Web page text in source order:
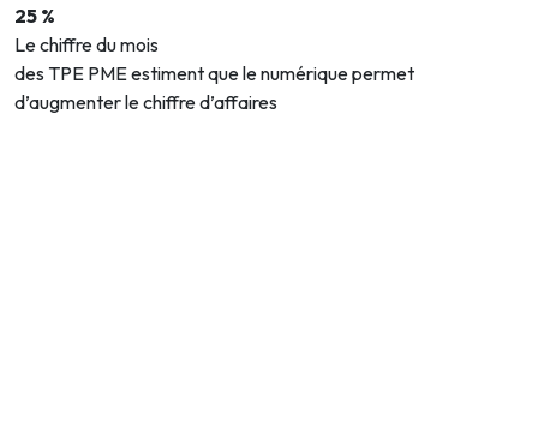
25 %
Le chiffre du mois
des TPE PME estiment que le numérique permet
d’augmenter le chiffre d’affaires